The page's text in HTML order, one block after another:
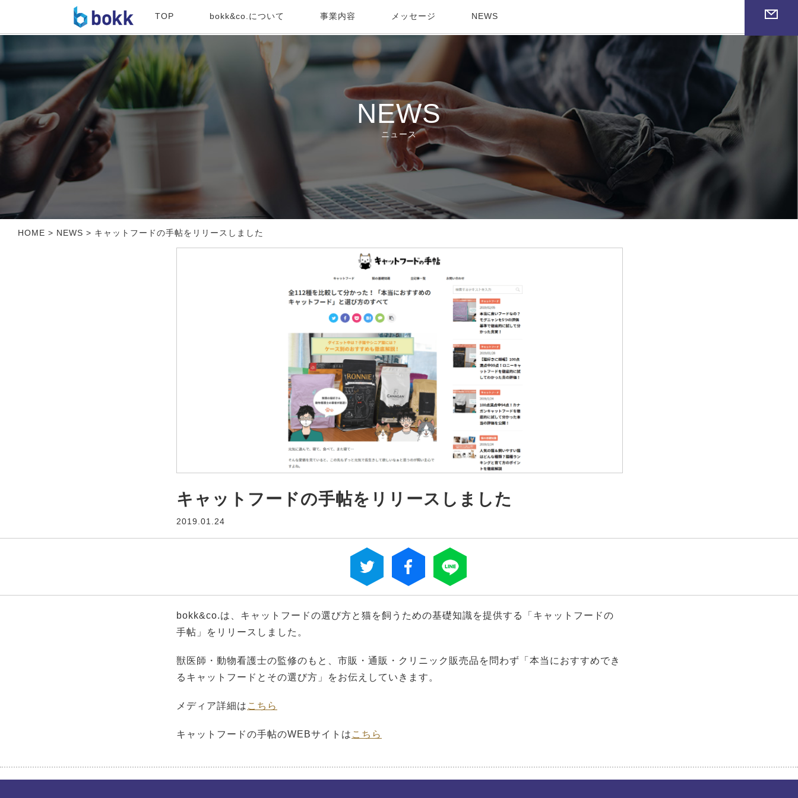
TOP bokk&co.について 事業内容 メッセージ NEWS
NEWS
ニュース
HOME > NEWS > キャットフードの手帖をリリースしました
キャットフードの手帖をリリースしました
2019.01.24
bokk&co.は、キャットフードの選び方と猫を飼うための基礎知識を提供する「キャットフードの
手帖」をリリースしました。
獣医師・動物看護士の監修のもと、市販・通販・クリニック販売品を問わず「本当におすすめでき
るキャットフードとその選び方」をお伝えしていきます。
メディア詳細は こちら
キャットフードの手帖のWEBサイトは こちら